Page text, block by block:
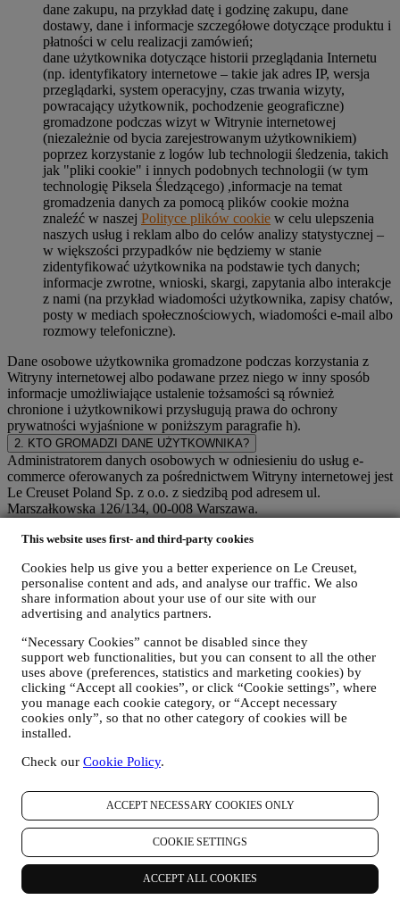
This website uses first- and third-party cookies
Cookies help us give you a better experience on Le Creuset,
personalise content and ads, and analyse our traffic. We also
share information about your use of our site with our
advertising and analytics partners.
“Necessary Cookies” cannot be disabled since they
support web functionalities, but you can consent to all the other
uses above (preferences, statistics and marketing cookies) by
clicking “Accept all cookies”, or click “Cookie settings”, where
you manage each cookie category, or “Accept necessary
cookies only”, so that no other category of cookies will be
installed.
Check our Cookie Policy.
ACCEPT NECESSARY COOKIES ONLY
COOKIE SETTINGS
ACCEPT ALL COOKIES
dane zakupu, na przykład datę i godzinę zakupu, dane
dostawy, dane i informacje szczegółowe dotyczące produktu i
płatności w celu realizacji zamówień;
dane użytkownika dotyczące historii przeglądania Internetu
(np. identyfikatory internetowe – takie jak adres IP, wersja
przeglądarki, system operacyjny, czas trwania wizyty,
powracający użytkownik, pochodzenie geograficzne)
gromadzone podczas wizyt w Witrynie internetowej
(niezależnie od bycia zarejestrowanym użytkownikiem)
poprzez korzystanie z logów lub technologii śledzenia, takich
jak "pliki cookie" i innych podobnych technologii (w tym
technologię Piksela Śledzącego) ,informacje na temat
gromadzenia danych za pomocą plików cookie można
znaleźć w naszej Polityce plików cookie w celu ulepszenia
naszych usług i reklam albo do celów analizy statystycznej –
w większości przypadków nie będziemy w stanie
zidentyfikować użytkownika na podstawie tych danych;
informacje zwrotne, wnioski, skargi, zapytania albo interakcje
z nami (na przykład wiadomości użytkownika, zapisy chatów,
posty w mediach społecznościowych, wiadomości e-mail albo
rozmowy telefoniczne).
Dane osobowe użytkownika gromadzone podczas korzystania z
Witryny internetowej albo podawane przez niego w inny sposób
informacje umożliwiające ustalenie tożsamości są również
chronione i użytkownikowi przysługują prawa do ochrony
prywatności wyjaśnione w poniższym paragrafie h).
2. KTO GROMADZI DANE UŻYTKOWNIKA?
Administratorem danych osobowych w odniesieniu do usług e-
commerce oferowanych za pośrednictwem Witryny internetowej jest
Le Creuset Poland Sp. z o.o. z siedzibą pod adresem ul.
Marszałkowska 126/134, 00-008 Warszawa.
marketingowe, stanie się częścią bazy danych klientów grupy Le
charakterze administratora z siedzibą pod adresem Neuhofstrasse 4 ,
Baar, Zug, 6340 Szwajcaria (która wyznaczyła jako przedstawiciela
w UE Le Creuset SL, numer VAT B62153630, z siedzibą w Paseo
de Gracia 9, 2º, 08007 Barcelona, Hiszpania), w oparciu o umowę o
współadministrowaniu, która zasadniczo zapewnia (a) Le Creuset
Group AG odpowiedzialną za ogólną strategię marketingową i
spersonalizowaną obsługę klienta; (b) lokalne podmioty Le Creuset
korzystające ze wspomnianej strategii i wdrażające ją, a także
niezależnie opracowujące komunikację/inicjatywy marketingowe
lokalnie w Polsce (c) obaj współadministratorzy zobowiązani do
rozpatrywania wniosków o prawa osoby, której dane dotyczą.
Dane osobowe mogą być przetwarzane do następujących celów:
W CELU WYPEŁNIENIA OBOWIĄZKÓW
Możemy przetwarzać niektóre dane dotyczące użytkownika,
aby wypełnić nasze obowiązki prawne i inne obowiązki
wynikające z poleceń otrzymanych od władz.
W CELU UTWORZENIA KONTA LE CREUSET
Będziemy wykorzystywać dane osobowe użytkownika do